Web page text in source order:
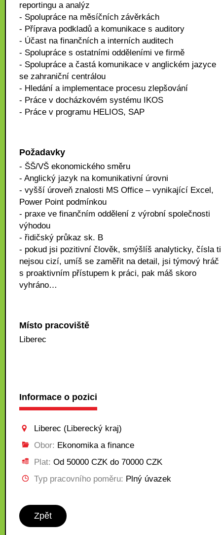
reportingu a analýz
- Spolupráce na měsíčních závěrkách
- Příprava podkladů a komunikace s auditory
- Účast na finančních a interních auditech
- Spolupráce s ostatními odděleními ve firmě
- Spolupráce a častá komunikace v anglickém jazyce
se zahraniční centrálou
- Hledání a implementace procesu zlepšování
- Práce v docházkovém systému IKOS
- Práce v programu HELIOS, SAP
Požadavky
- ŠŠ/VŠ ekonomického směru
- Anglický jazyk na komunikativní úrovni
- vyšší úroveň znalosti MS Office – vynikající Excel,
Power Point podmínkou
- praxe ve finančním oddělení z výrobní společnosti
výhodou
- řidičský průkaz sk. B
- pokud jsi pozitivní člověk, smýšlíš analyticky, čísla ti
nejsou cizí, umíš se zaměřit na detail, jsi týmový hráč
s proaktivním přístupem k práci, pak máš skoro
vyhráno…
Místo pracoviště
Liberec
Informace o pozici
Liberec (Liberecký kraj)
Obor: Ekonomika a finance
Plat: Od 50000 CZK do 70000 CZK
Typ pracovního poměru: Plný úvazek
Zpět